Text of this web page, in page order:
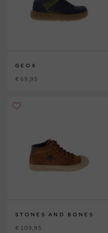
GEOX
€ 69,95
STONES AND BONES
€ 109,95